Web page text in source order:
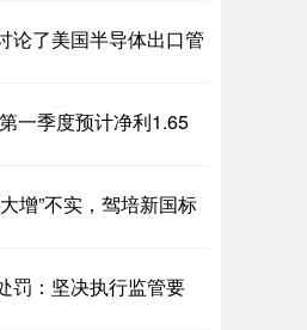
论了美国半导体出口管
一季度预计净利1.65
增”不实，驾培新国标
罚：坚决执行监管要